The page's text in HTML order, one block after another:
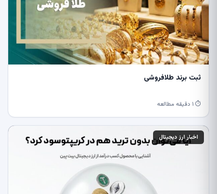
ثبت برند طلافروشی
⏱ ۱ دقیقه مطالعه
اخبار ارز دیجیتال